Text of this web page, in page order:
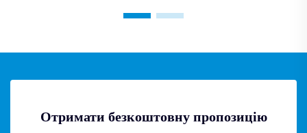
Отримати безкоштовну пропозицію